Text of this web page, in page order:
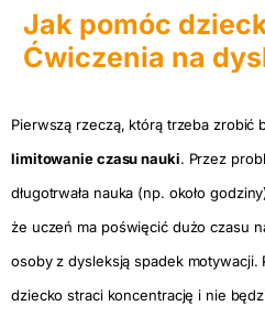
Jak pomóc
Ćwiczenia na
Pierwszą rzeczą, którą trzeba zrobić
limitowanie czasu nauki. Przez
długotrwała nauka (np. około
że uczeń ma poświęcić dużo czasu
osoby z dysleksją spadek motywacji.
dziecko straci koncentrację i nie